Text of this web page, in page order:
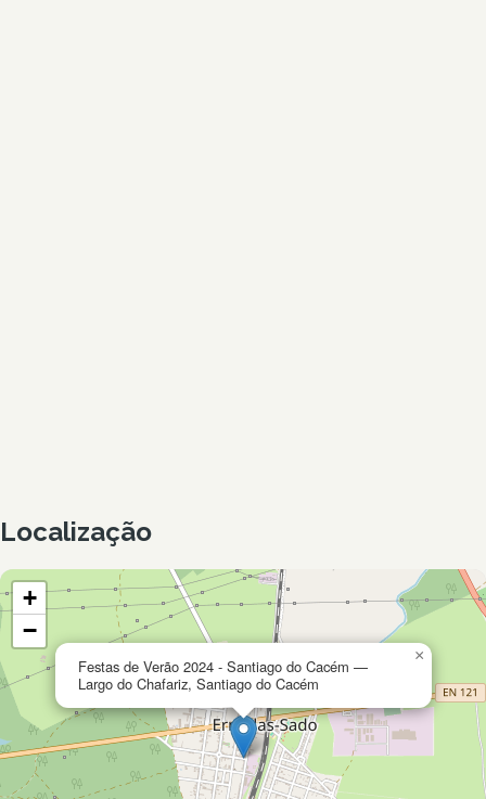
Localização
Festas de Verão 2024 - Santiago do Cacém —
Largo do Chafariz, Santiago do Cacém
×
+
−